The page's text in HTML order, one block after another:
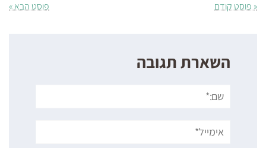
« פוסט קודם פוסט הבא »
השארת תגובה
אימייל*